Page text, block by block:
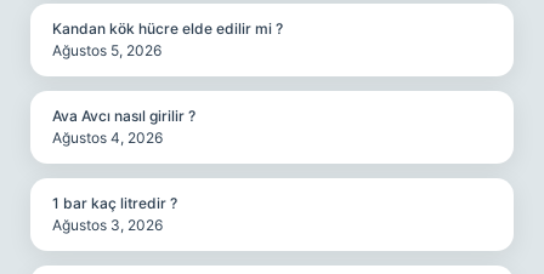
Kandan kök hücre elde edilir mi ?
Ağustos 5, 2026
Ava Avcı nasıl girilir ?
Ağustos 4, 2026
1 bar kaç litredir ?
Ağustos 3, 2026